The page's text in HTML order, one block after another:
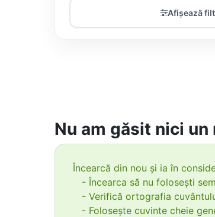
Afișează
Nu am găsit nici
Încearcă din nou și ia în
- Încearca să nu folosești
- Verifică ortografia
- Folosește cuvinte cheie